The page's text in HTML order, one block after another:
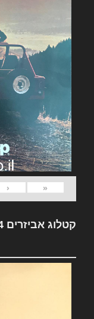
«
‹
קטלוג אביזרים Jeep 1984